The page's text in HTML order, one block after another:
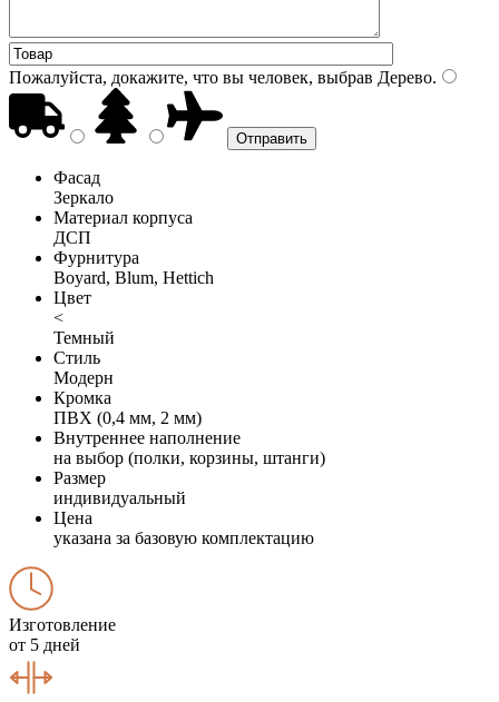
Пожалуйста, докажите, что вы человек, выбрав Дерево.
Фасад
Зеркало
Материал корпуса
ДСП
Фурнитура
Boyard, Blum, Hettich
Цвет
<
Темный
Стиль
Модерн
Кромка
ПВХ (0,4 мм, 2 мм)
Внутреннее наполнение
на выбор (полки, корзины, штанги)
Размер
индивидуальный
Цена
указана за базовую комплектацию
Изготовление
от 5 дней